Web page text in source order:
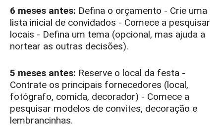
6 meses antes: Defina o orçamento - Crie uma
lista inicial de convidados - Comece a pesquisar
locais - Defina um tema (opcional, mas ajuda a
nortear as outras decisões).
5 meses antes: Reserve o local da festa -
Contrate os principais fornecedores (local,
fotógrafo, comida, decorador) - Comece a
pesquisar modelos de convites, decoração e
lembrancinhas.